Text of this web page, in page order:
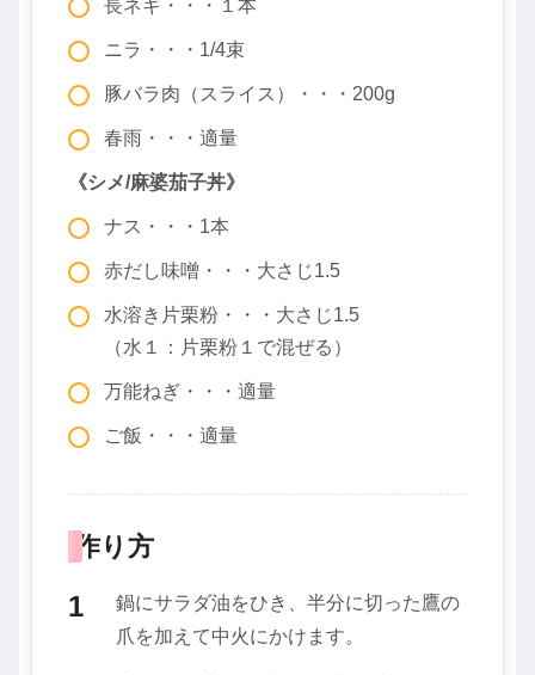
長ネギ・・・１本
ニラ・・・1/4束
豚バラ肉（スライス）・・・200g
春雨・・・適量
《シメ/麻婆茄子丼》
ナス・・・1本
赤だし味噌・・・大さじ1.5
水溶き片栗粉・・・大さじ1.5
（水１：片栗粉１で混ぜる）
万能ねぎ・・・適量
ご飯・・・適量
作り方
鍋にサラダ油をひき、半分に切った鷹の
爪を加えて中火にかけます。